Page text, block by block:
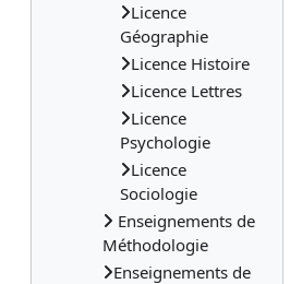
Licence
Géographie
Licence Histoire
Licence Lettres
Licence
Psychologie
Licence
Sociologie
Enseignements de
Méthodologie
Enseignements de